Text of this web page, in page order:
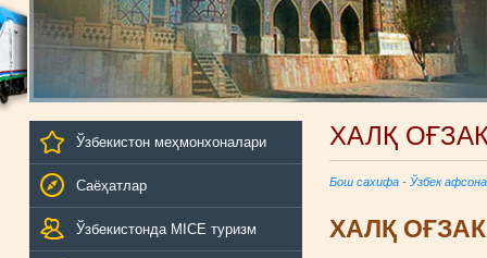
Ўзбекистон меҳмонхоналари
Саёҳатлар
Ўзбекистонда MICE туризм
ХАЛҚ
Бош сахифа - Ўзбек
ХАЛҚ